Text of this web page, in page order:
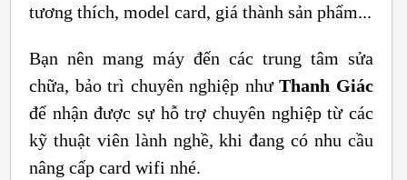
tương thích, model card, giá thành sản phẩm...
Bạn nên mang máy đến các trung tâm sửa
chữa, bảo trì chuyên nghiệp nhưThanh Giác
để nhận được sự hỗ trợ chuyên nghiệp từ các
kỹ thuật viên lành nghề, khi đang có nhu cầu
nâng cấp card wifi nhé.